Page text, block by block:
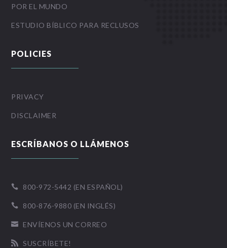
POR EL MUNDO
ESTUDIO BÍBLICO PARA RECLUSOS
POLICIES
PRIVACY
DISCLAIMER
ESCRÍBANOS O LLÁMENOS
 800-972-5442 (EN ESPAÑOL)
 800-876-9880 (EN INGLÉS)
 ENVÍENOS UN CORREO
 SUSCRÍBETE!